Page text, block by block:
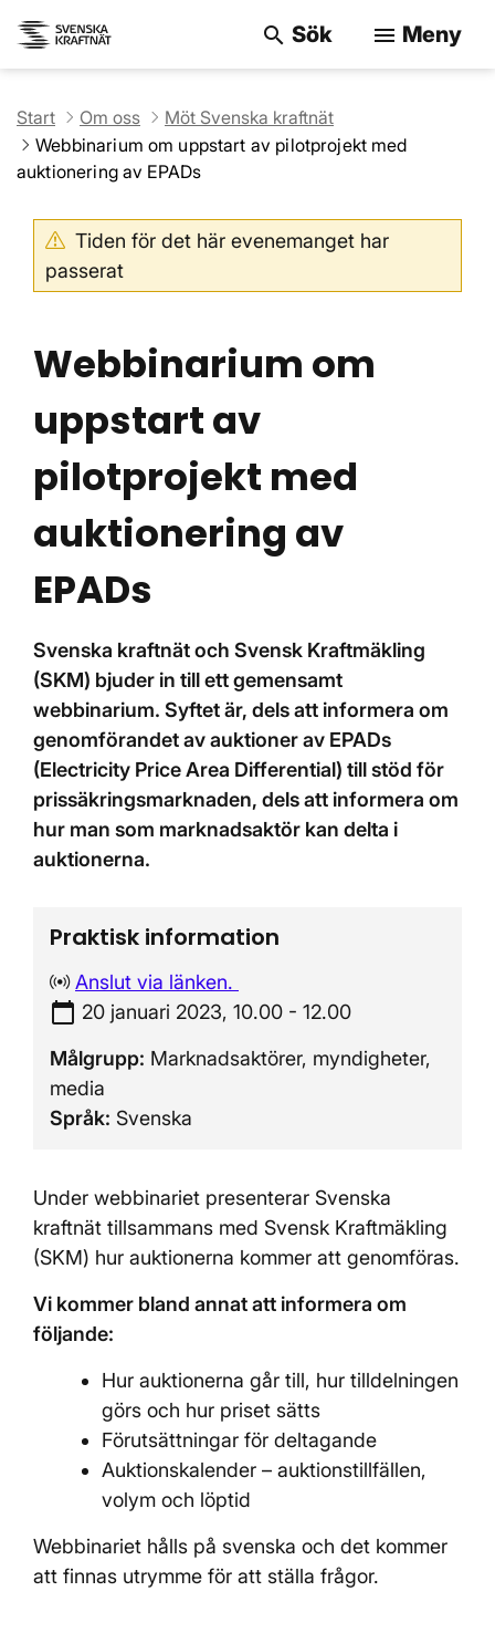
search Sök menu Meny
Start Om oss
Möt Svenska kraftnät
Webbinarium om uppstart av pilotprojekt med
auktionering av EPADs
Tiden för det här evenemanget har
passerat
Webbinarium om
uppstart av
pilotprojekt med
auktionering av
EPADs
Svenska kraftnät och Svensk Kraftmäkling
(SKM) bjuder in till ett gemensamt
webbinarium. Syftet är, dels att informera om
genomförandet av auktioner av EPADs
(Electricity Price Area Differential) till stöd för
prissäkringsmarknaden, dels att informera om
hur man som marknadsaktör kan delta i
auktionerna.
Praktisk information
Digital mötesplats:
Anslut via länken.
Tidpunkt:
calendar_today 20 januari 2023, 10.00 - 12.00
Målgrupp: Marknadsaktörer, myndigheter,
media
Språk: Svenska
Under webbinariet presenterar Svenska
kraftnät tillsammans med Svensk Kraftmäkling
(SKM) hur auktionerna kommer att genomföras.
Vi kommer bland annat att informera om
följande:
Hur auktionerna går till, hur tilldelningen
görs och hur priset sätts
Förutsättningar för deltagande
Auktionskalender – auktionstillfällen,
volym och löptid
Webbinariet hålls på svenska och det kommer
att finnas utrymme för att ställa frågor.